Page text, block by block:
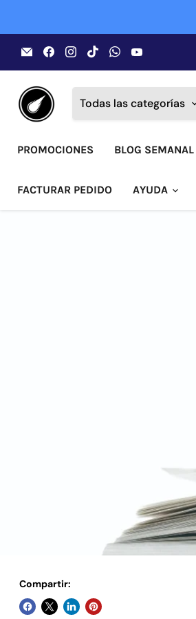
Encuéntrenos
en
Correo
Encuéntrenos
en
Facebook
Encuéntrenos
en
Instagram
Encuéntrenos
en
TikTok
Encuéntrenos
en
WhatsApp
YouTube
Todas las categorías
PROMOCIONES BLOG SEMANAL
FACTURAR PEDIDO AYUDA
Compartir: